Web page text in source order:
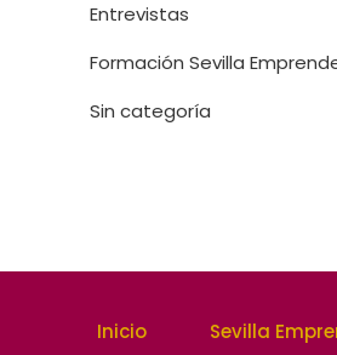
Entrevistas
Formación Sevilla
Sin categoría
Inicio
Sevilla